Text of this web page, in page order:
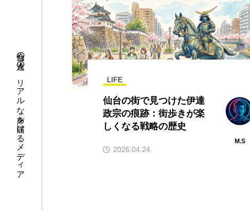
仙台の人達の、リアルな声を届けるメディア LIFE
仙台の街で見つけた伊達
政宗の痕跡：街歩きが楽
しくなる戦略の歴史
M.S
2026.04.24